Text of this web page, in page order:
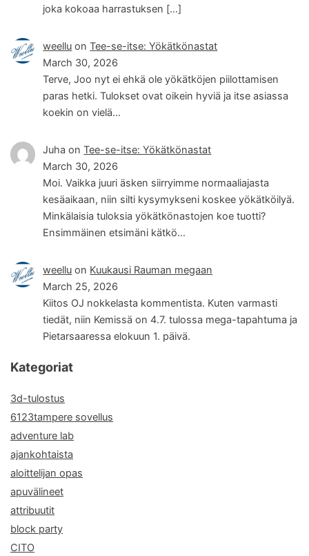
joka kokoaa harrastuksen […]
weellu onTee-se-itse: Yökätkönastat
March 30, 2026
Terve, Joo nyt ei ehkä ole yökätköjen piilottamisen
paras hetki. Tulokset ovat oikein hyviä ja itse asiassa
koekin on vielä…
Juha onTee-se-itse: Yökätkönastat
March 30, 2026
Moi. Vaikka juuri äsken siirryimme normaaliajasta
kesäaikaan, niin silti kysymykseni koskee yökätköilyä.
Minkälaisia tuloksia yökätkönastojen koe tuotti?
Ensimmäinen etsimäni kätkö…
weellu on Kuukausi Rauman megaan
March 25, 2026
Kiitos OJ nokkelasta kommentista. Kuten varmasti
tiedät, niin Kemissä on 4.7. tulossa mega-tapahtuma ja
Pietarsaaressa elokuun 1. päivä.
Kategoriat
3d-tulostus
6123tampere sovellus
adventure lab
ajankohtaista
aloittelijan opas
apuvälineet
attribuutit
block party
CITO